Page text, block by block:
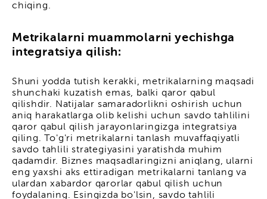
chiqing.
Metrikalarni muammolarni yechishga
integratsiya qilish:
Shuni yodda tutish kerakki, metrikalarning maqsadi
shunchaki kuzatish emas, balki qaror qabul
qilishdir. Natijalar samaradorlikni oshirish uchun
aniq harakatlarga olib kelishi uchun savdo tahlilini
qaror qabul qilish jarayonlaringizga integratsiya
qiling. To'g'ri metrikalarni tanlash muvaffaqiyatli
savdo tahlili strategiyasini yaratishda muhim
qadamdir. Biznes maqsadlaringizni aniqlang, ularni
eng yaxshi aks ettiradigan metrikalarni tanlang va
ulardan xabardor qarorlar qabul qilish uchun
foydalaning. Esingizda bo'lsin, savdo tahlili